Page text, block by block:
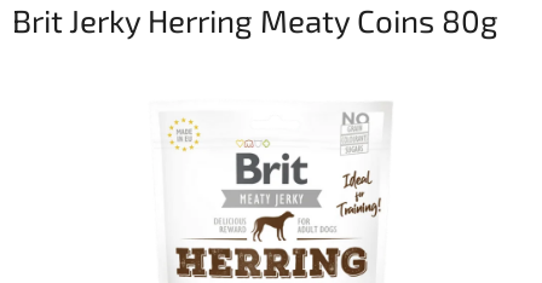
Brit Jerky Herring Meaty Coins 80g